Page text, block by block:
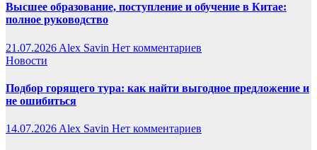
Высшее образование, поступление и обучение в Китае:
полное руководство
21.07.2026 Alex Savin Нет комментариев
Новости
Подбор горящего тура: как найти выгодное предложение и
не ошибиться
14.07.2026 Alex Savin Нет комментариев